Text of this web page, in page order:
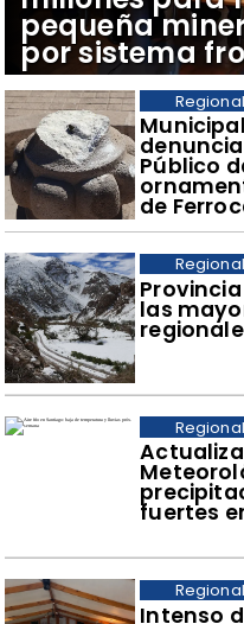
Público
de
Regional
las
Regional
fuertes
Regional
Intenso
Regional
pequeña
por sistema